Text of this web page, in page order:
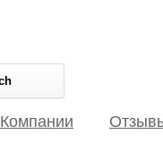
Компании